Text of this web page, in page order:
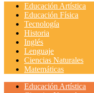
Educación Artística
Educación Física
Tecnología
Historia
Inglés
Lenguaje
Ciencias Naturales
Matemáticas
Educación Artística